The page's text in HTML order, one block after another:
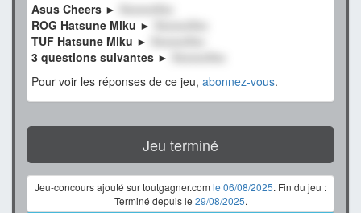
Asus Cheers ►
ROG Hatsune Miku ►
TUF Hatsune Miku ►
3 questions suivantes ►
Pour voir les réponses de ce jeu, abonnez-vous.
Jeu terminé
Jeu-concours ajouté sur toutgagner.com le 06/08/2025. Fin du jeu :
Terminé depuis le 29/08/2025.